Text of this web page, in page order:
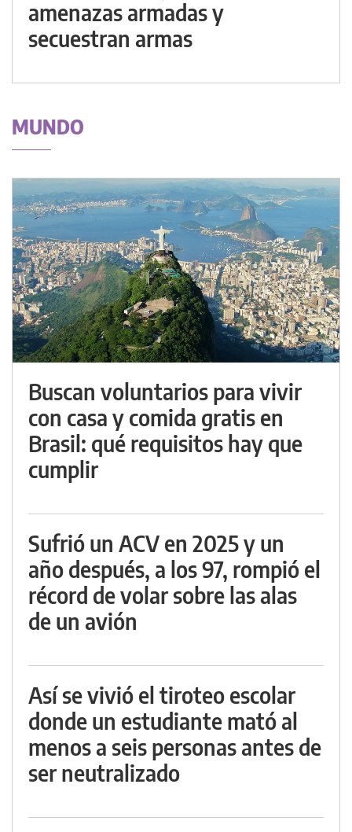
amenazas armadas y
secuestran armas
MUNDO
Buscan voluntarios para vivir
con casa y comida gratis en
Brasil: qué requisitos hay que
cumplir
Sufrió un ACV en 2025 y un
año después, a los 97, rompió el
récord de volar sobre las alas
de un avión
Así se vivió el tiroteo escolar
donde un estudiante mató al
menos a seis personas antes de
ser neutralizado